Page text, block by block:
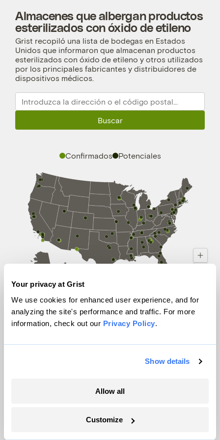
Your privacy at Grist
We use cookies for enhanced user experience, and for
analyzing the site's performance and traffic. For more
information, check out our Privacy Policy.
Show details
Allow all
Customize
Almacenes que albergan productos
esterilizados con óxido de etileno
Grist recopiló una lista de bodegas en Estados
Unidos que informaron que almacenan productos
esterilizados con óxido de etileno y otros utilizados
por los principales fabricantes y distribuidores de
dispositivos médicos.
Buscar
Confirmados Potenciales
Mapa: Lylla Younes / Clayton Aldern / Parker
Ziegler / Grist
direcciones de los almacenes y las respuestas